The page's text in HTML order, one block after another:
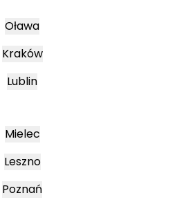
Oława
Kraków
Lublin
Mielec
Leszno
Poznań